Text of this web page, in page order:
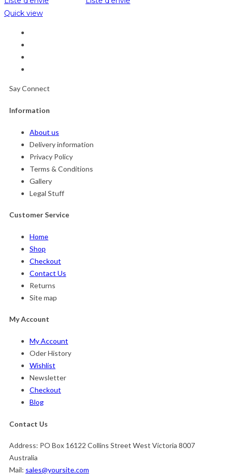
Quick view
Say Connect
Information
About us
Delivery information
Privacy Policy
Terms & Conditions
Gallery
Legal Stuff
Customer Service
Home
Shop
Checkout
Contact Us
Returns
Site map
My Account
My Account
Oder History
Wishlist
Newsletter
Checkout
Blog
Contact Us
Address: PO Box 16122 Collins Street West Victoria 8007
Australia
Mail: sales@yoursite.com